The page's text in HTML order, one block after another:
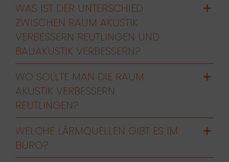
WAS IST DER UNTERSCHIED
ZWISCHEN RAUM AKUSTIK
VERBESSERN REUTLINGEN UND
BAUAKUSTIK VERBESSERN?
WO SOLLTE MAN DIE RAUM
AKUSTIK VERBESSERN
REUTLINGEN?
WELCHE LÄRMQUELLEN GIBT ES IM
BÜRO?